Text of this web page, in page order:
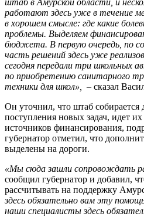
штаб в Амурской области, и
работают здесь уже в течение
в хорошем смысле: где какие
проблемы. Выделяем
бюджета. В первую очередь, по
часть решений здесь уже
сегодня передали три школьных
по приобретению санитарного
техники для школ»,
– сказал
Он уточнил, что штаб собирается
поступления новых задач, идет
источников финансирования,
губернатор отметил, что
выделены на дороги.
«Мы сюда зашли сопровождать
сообщил губернатор и добавил,
рассчитывать на поддержку
здесь обязательно вам эту
наши специалисты здесь